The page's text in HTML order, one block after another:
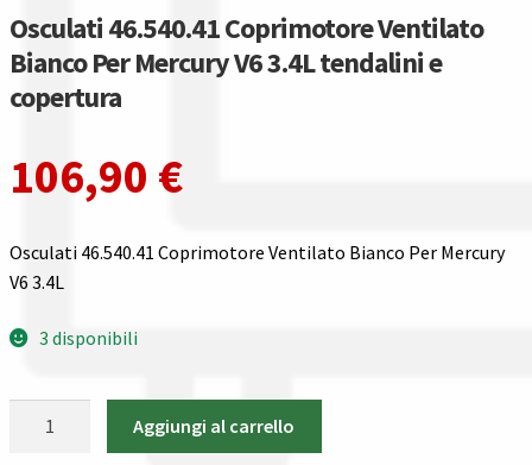
I nostri negozi
Riepilogo ordine
Spedizioni in italia
Tutte le categorie dei prodotti
Wishlist
Il mio account
Osculati 46.540.41 Coprimotore Ventilato
Bianco Per Mercury V6 3.4L tendalini e
copertura
106,90 €
Osculati 46.540.41 Coprimotore Ventilato Bianco Per Mercury
V6 3.4L
3 disponibili
Aggiungi al carrello